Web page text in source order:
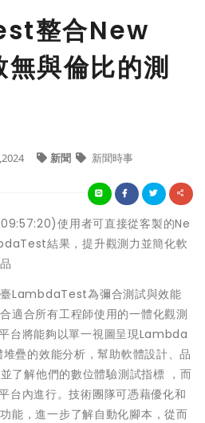
整合New
與倫比的測
新聞 新聞時事
使用者可直接從客製的Ne
結果，提升觀測力並簡化軟
LambdaTest為彌合測試與效能
適合所有工程師使用的一體化觀測
台將能夠以單一視圖呈現Lambda
疊的效能分析，幫助軟體設計、品
了解他們的數位體驗測試指標 ，而
台內進行。技術團隊可憑藉優化和
能，進一步了解自動化腳本，從而